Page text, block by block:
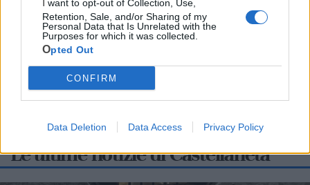
Retention, Sale, and/or Sharing of my
Personal Data that Is Unrelated with the
Purposes for which it was collected.
Opted Out
CONFIRM
Data Deletion Data Access Privacy Policy
Scopri tutte le notizie, gli eventi e la Web TV di Cia Puglia - Area
Due Mari
Le ultime notizie di Castellaneta